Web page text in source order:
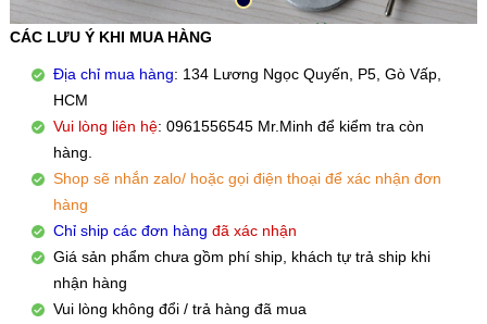
CÁC LƯU Ý KHI MUA HÀNG
Địa chỉ mua hàng: 134 Lương Ngọc Quyến, P5, Gò Vấp,
HCM
Vui lòng liên hệ: 0961556545 Mr.Minh để kiểm tra còn
hàng.
Shop sẽ nhắn zalo/ hoặc gọi điện thoại để xác nhận đơn
hàng
Chỉ ship các đơn hàng đã xác nhận
Giá sản phẩm chưa gồm phí ship, khách tự trả ship khi
nhận hàng
Vui lòng không đổi / trả hàng đã mua